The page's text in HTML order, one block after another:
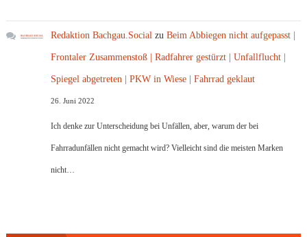
Redaktion Bachgau.Social zuBeim Abbiegen nicht aufgepasst |
Frontaler Zusammenstoß | Radfahrer gestürzt | Unfallflucht |
Spiegel abgetreten | PKW in Wiese | Fahrrad geklaut
26. Juni 2022
Ich denke zur Unterscheidung bei Unfällen, aber, warum der bei
Fahrradunfällen nicht gemacht wird? Vielleicht sind die meisten Marken
nicht…